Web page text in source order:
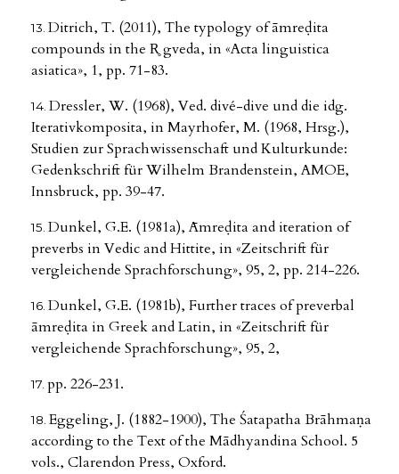
Ditrich, T. (2011), The typology of āmreḍita
compounds in the R̥ gveda, in «Acta linguistica
asiatica», 1, pp. 71-83.
Dressler, W. (1968), Ved. divé-dive und die idg.
Iterativkomposita, in Mayrhofer, M. (1968, Hrsg.),
Studien zur Sprachwissenschaft und Kulturkunde:
Gedenkschrift für Wilhelm Brandenstein, AMOE,
Innsbruck, pp. 39-47.
Dunkel, G.E. (1981a), Āmreḍita and iteration of
preverbs in Vedic and Hittite, in «Zeitschrift für
vergleichende Sprachforschung», 95, 2, pp. 214-226.
Dunkel, G.E. (1981b), Further traces of preverbal
āmreḍita in Greek and Latin, in «Zeitschrift für
vergleichende Sprachforschung», 95, 2,
pp. 226-231.
Eggeling, J. (1882-1900), The Śatapatha Brāhmaṇa
according to the Text of the Mādhyandina School. 5
vols., Clarendon Press, Oxford.